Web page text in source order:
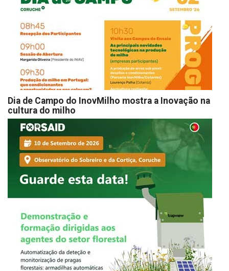
Dia de Campo do InovMilho mostra a Inovação na
cultura do milho